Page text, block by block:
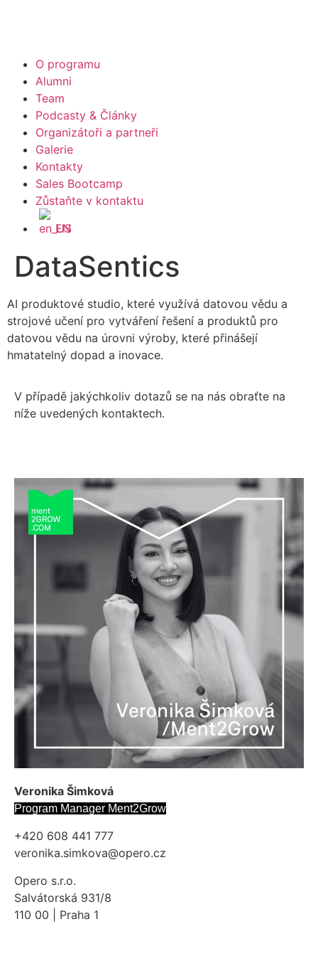
O programu
Alumni
Team
Podcasty & Články
Organizátoři a partneři
Galerie
Kontakty
Sales Bootcamp
Zůstaňte v kontaktu
EN
DataSentics
AI produktové studio, které využívá datovou vědu a
strojové učení pro vytváření řešení a produktů pro
datovou vědu na úrovni výroby, které přinášejí
hmatatelný dopad a inovace.
V případě jakýchkoliv dotazů se na nás obraťte na
níže uvedených kontaktech.
Veronika Šimková
Program Manager Ment2Grow
+420 608 441 777
veronika.simkova@opero.cz
Opero s.r.o.
Salvátorská 931/8
110 00 | Praha 1